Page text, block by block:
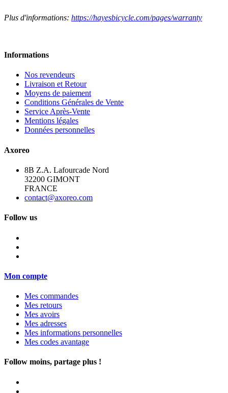
Plus d'informations: https://hayesbicycle.com/pages/warranty
Informations
Nos revendeurs
Livraison et Retour
Moyens de paiement
Conditions Générales de Vente
Service Après-Vente
Mentions légales
Données personnelles
Axoreo
8B Z.A. Lafourcade Nord
32200 GIMONT
FRANCE
contact@axoreo.com
Follow us
Mon compte
Mes commandes
Mes retours
Mes avoirs
Mes adresses
Mes informations personnelles
Mes codes avantage
Follow moins, partage plus !